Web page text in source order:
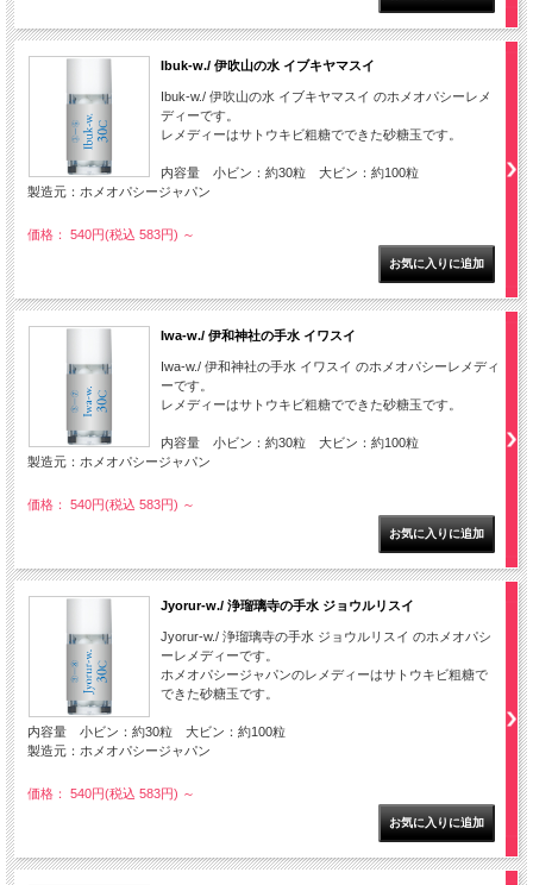
Ibuk-w./ 伊吹山の水 イブキヤマスイ
Ibuk-w./ 伊吹山の水 イブキヤマスイ のホメオパシーレメ
ディーです。
レメディーはサトウキビ粗糖でできた砂糖玉です。
内容量 小ビン：約30粒 大ビン：約100粒
製造元：ホメオパシージャパン
価格： 540円(税込 583円) ～
Iwa-w./ 伊和神社の手水 イワスイ
Iwa-w./ 伊和神社の手水 イワスイ のホメオパシーレメディ
ーです。
レメディーはサトウキビ粗糖でできた砂糖玉です。
内容量 小ビン：約30粒 大ビン：約100粒
製造元：ホメオパシージャパン
価格： 540円(税込 583円) ～
Jyorur-w./ 浄瑠璃寺の手水 ジョウルリスイ
Jyorur-w./ 浄瑠璃寺の手水 ジョウルリスイ のホメオパシ
ーレメディーです。
ホメオパシージャパンのレメディーはサトウキビ粗糖で
できた砂糖玉です。
内容量 小ビン：約30粒 大ビン：約100粒
製造元：ホメオパシージャパン
価格： 540円(税込 583円) ～